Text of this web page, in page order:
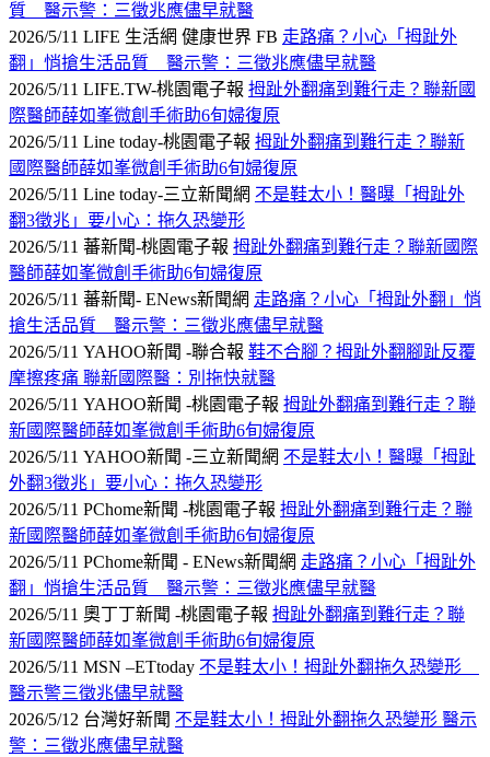
質 醫示警：三徵兆應儘早就醫
2026/5/11 LIFE 生活網 健康世界 FB 走路痛？小心「拇趾外
翻」悄搶生活品質 醫示警：三徵兆應儘早就醫
2026/5/11 LIFE.TW-桃園電子報 拇趾外翻痛到難行走？聯新國
際醫師薛如峯微創手術助6旬婦復原
2026/5/11 Line today-桃園電子報 拇趾外翻痛到難行走？聯新
國際醫師薛如峯微創手術助6旬婦復原
2026/5/11 Line today-三立新聞網 不是鞋太小！醫曝「拇趾外
翻3徵兆」要小心：拖久恐變形
2026/5/11 蕃新聞-桃園電子報 拇趾外翻痛到難行走？聯新國際
醫師薛如峯微創手術助6旬婦復原
2026/5/11 蕃新聞- ENews新聞網 走路痛？小心「拇趾外翻」悄
搶生活品質 醫示警：三徵兆應儘早就醫
2026/5/11 YAHOO新聞 -聯合報 鞋不合腳？拇趾外翻腳趾反覆
摩擦疼痛 聯新國際醫：別拖快就醫
2026/5/11 YAHOO新聞 -桃園電子報 拇趾外翻痛到難行走？聯
新國際醫師薛如峯微創手術助6旬婦復原
2026/5/11 YAHOO新聞 -三立新聞網 不是鞋太小！醫曝「拇趾
外翻3徵兆」要小心：拖久恐變形
2026/5/11 PChome新聞 -桃園電子報 拇趾外翻痛到難行走？聯
新國際醫師薛如峯微創手術助6旬婦復原
2026/5/11 PChome新聞 - ENews新聞網 走路痛？小心「拇趾外
翻」悄搶生活品質 醫示警：三徵兆應儘早就醫
2026/5/11 奧丁丁新聞 -桃園電子報 拇趾外翻痛到難行走？聯
新國際醫師薛如峯微創手術助6旬婦復原
2026/5/11 MSN –ETtoday 不是鞋太小！拇趾外翻拖久恐變形
醫示警三徵兆儘早就醫
2026/5/12 台灣好新聞 不是鞋太小！拇趾外翻拖久恐變形 醫示
警：三徵兆應儘早就醫